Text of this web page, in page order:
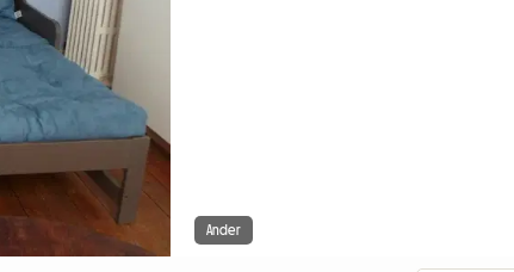
Ander